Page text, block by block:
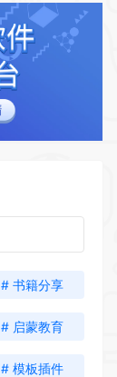
# 书籍分享
# 启蒙教育
# 模板插件